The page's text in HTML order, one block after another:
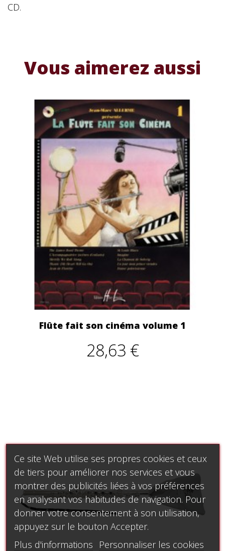
CD.
Vous aimerez aussi
Flûte fait son cinéma volume 1
28,63 €
Ce site Web utilise ses propres cookies et ceux
de tiers pour améliorer nos services et vous
montrer des publicités liées à vos préférences
en analysant vos habitudes de navigation. Pour
donner votre consentement à son utilisation,
appuyez sur le bouton Accepter.
Plus d'informations
Personnaliser les cookies